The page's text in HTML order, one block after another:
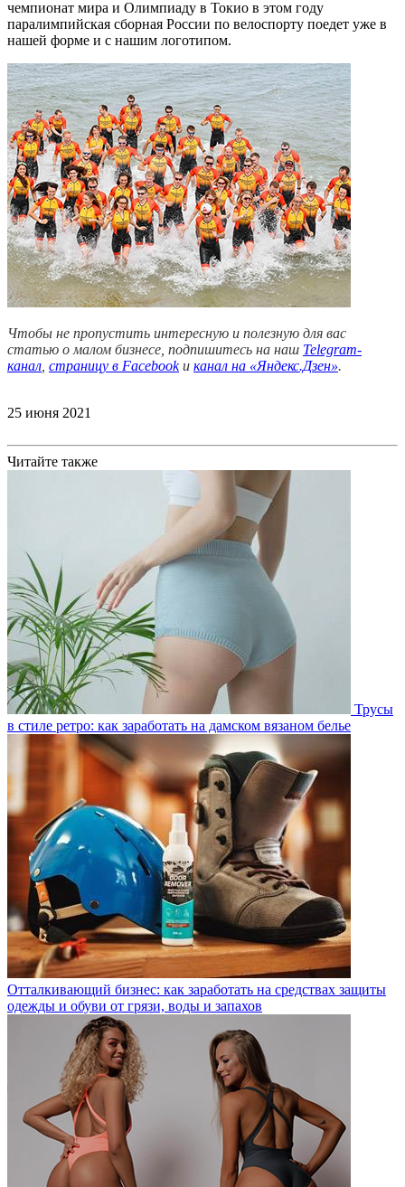
чемпионат мира и Олимпиаду в Токио в этом году
паралимпийская сборная России по велоспорту поедет уже в
нашей форме и с нашим логотипом.
Чтобы не пропустить интересную и полезную для вас
статью о малом бизнесе, подпишитесь на наш Telegram-
канал страницу в Facebookи канал на «Яндекс.Дзен».
25 июня 2021
Читайте также
Трусы
в стиле ретро: как заработать на дамском вязаном белье
Отталкивающий бизнес: как заработать на средствах защиты
одежды и обуви от грязи, воды и запахов